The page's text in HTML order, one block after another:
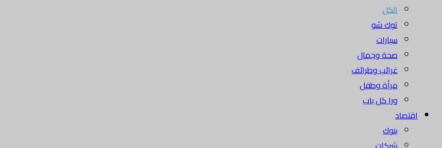
الكل
توك شو
سيارات
صحة وجمال
غرائب وطرائف
مرأة وطفل
ورا كل باب
اقتصاد
بنوك